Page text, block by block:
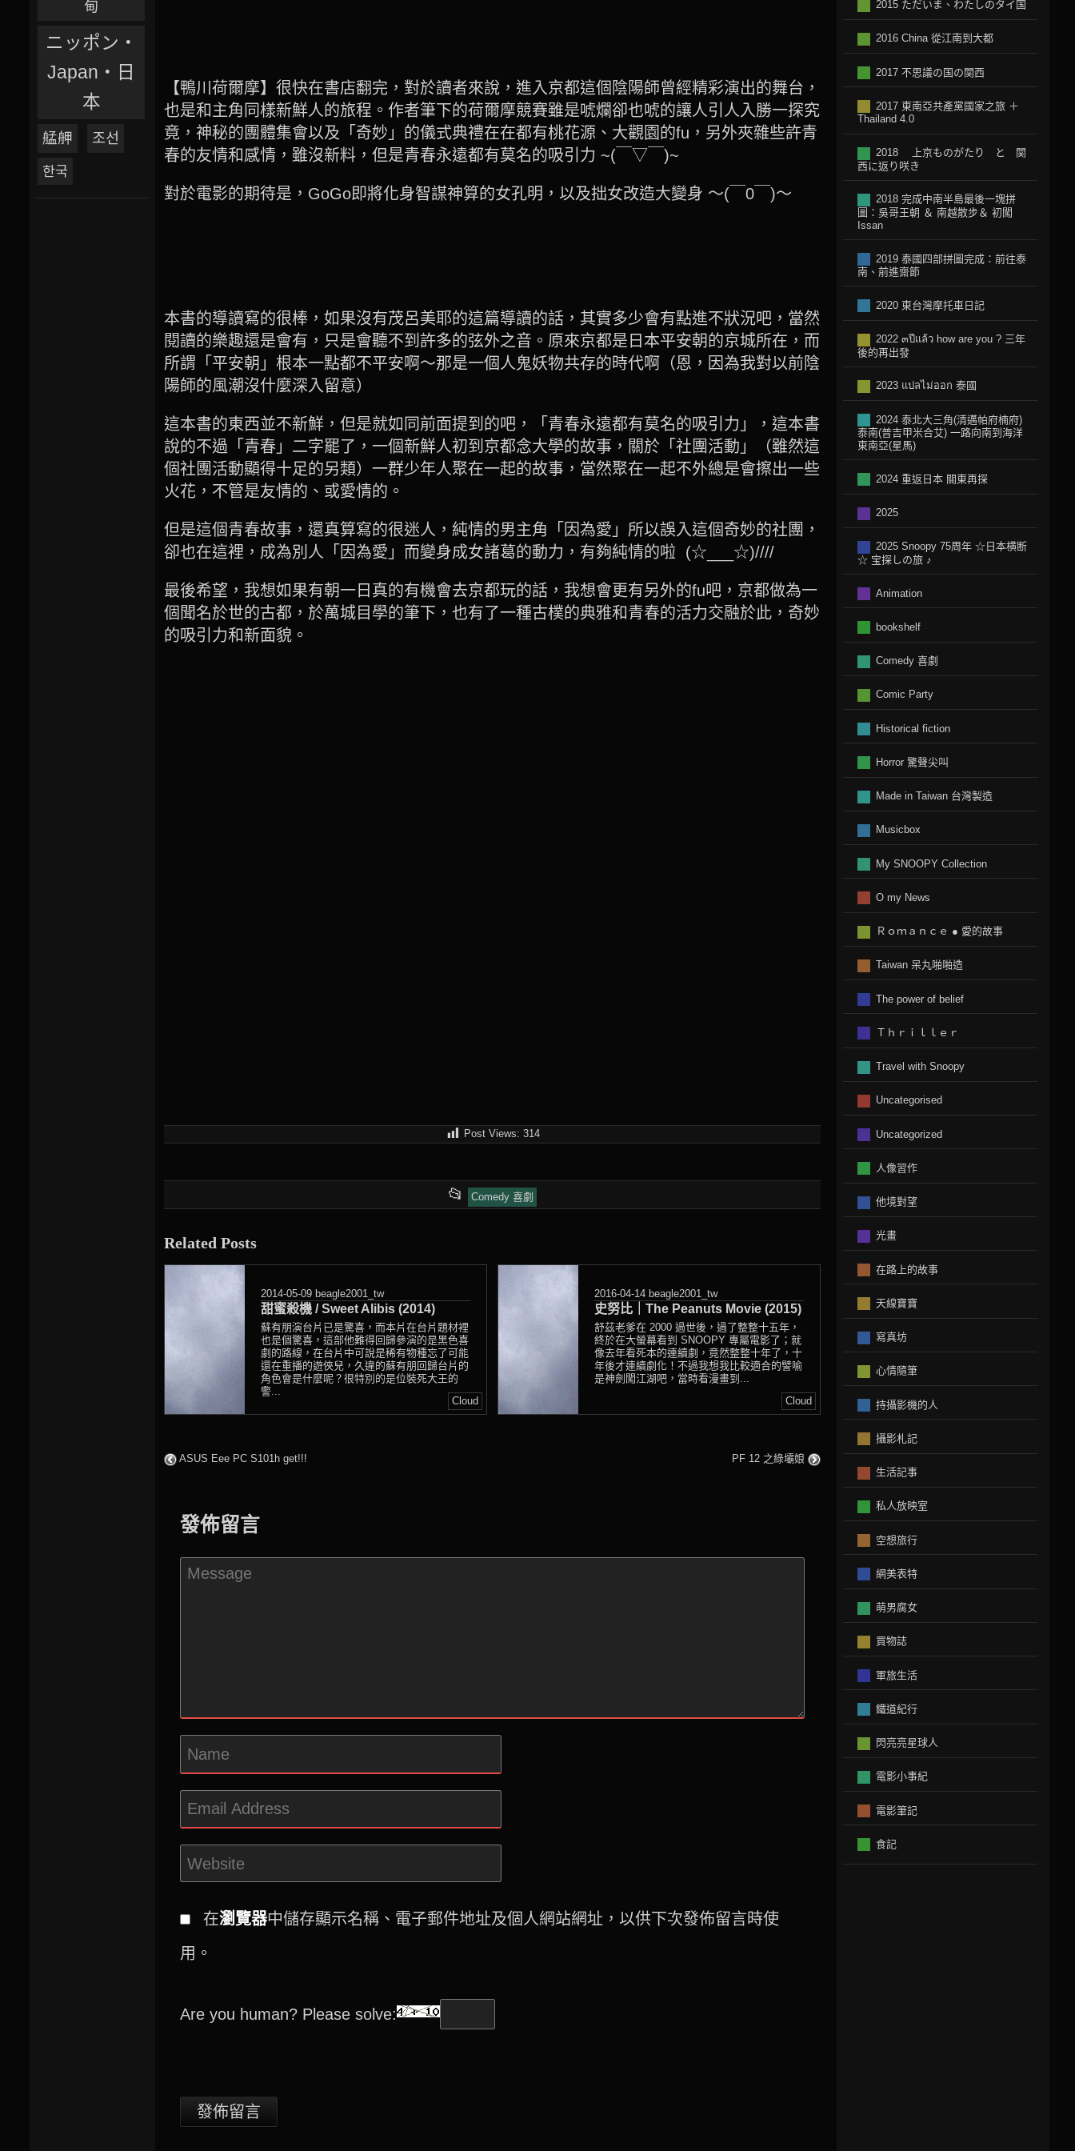
【鴨川荷爾摩】很快在書店翻完，對於讀者來說，進入京都這個陰陽師曾經精彩演出的舞台，
也是和主角同樣新鮮人的旅程。作者筆下的荷爾摩競賽雖是唬爛卻也唬的讓人引人入勝一探究
竟，神秘的團體集會以及「奇妙」的儀式典禮在在都有桃花源、大觀園的fu，另外夾雜些許青
春的友情和感情，雖沒新料，但是青春永遠都有莫名的吸引力 ~(￣▽￣)~
對於電影的期待是，GoGo即將化身智謀神算的女孔明，以及拙女改造大變身 ～(￣0￣)～
本書的導讀寫的很棒，如果沒有茂呂美耶的這篇導讀的話，其實多少會有點進不狀況吧，當然
閱讀的樂趣還是會有，只是會聽不到許多的弦外之音。原來京都是日本平安朝的京城所在，而
所謂「平安朝」根本一點都不平安啊～那是一個人鬼妖物共存的時代啊（恩，因為我對以前陰
陽師的風潮沒什麼深入留意）
這本書的東西並不新鮮，但是就如同前面提到的吧，「青春永遠都有莫名的吸引力」，這本書
說的不過「青春」二字罷了，一個新鮮人初到京都念大學的故事，關於「社團活動」（雖然這
個社團活動顯得十足的另類）一群少年人聚在一起的故事，當然聚在一起不外總是會擦出一些
火花，不管是友情的、或愛情的。
但是這個青春故事，還真算寫的很迷人，純情的男主角「因為愛」所以誤入這個奇妙的社團，
卻也在這裡，成為別人「因為愛」而變身成女諸葛的動力，有夠純情的啦 (☆___☆)////
最後希望，我想如果有朝一日真的有機會去京都玩的話，我想會更有另外的fu吧，京都做為一
個聞名於世的古都，於萬城目學的筆下，也有了一種古樸的典雅和青春的活力交融於此，奇妙
的吸引力和新面貌。
Post Views: 314
📂 This
in
Comedy 喜劇
Related Posts
2014-05-09 beagle2001_tw
甜蜜殺機 / Sweet Alibis (2014)
蘇有朋演台片已是驚喜，而本片在台片題材裡
也是個驚喜，這部他難得回歸參演的是黑色喜
劇的路線，在台片中可說是稀有物種忘了可能
還在重播的遊俠兒，久違的蘇有朋回歸台片的
角色會是什麼呢？很特別的是位裝死大王的
警...
Cloud
2016-04-14 beagle2001_tw
史努比｜The Peanuts Movie (2015)
舒茲老爹在 2000 過世後，過了整整十五年，
終於在大螢幕看到 SNOOPY 專屬電影了；就
像去年看死本的連續劇，竟然整整十年了，十
年後才連續劇化！不過我想我比較適合的譬喻
是神劍闖江湖吧，當時看漫畫到...
Cloud
ASUS Eee PC S101h get!!! PF 12 之綠壩娘
發佈留言
在瀏覽器中儲存顯示名稱、電子郵件地址及個人網站網址，以供下次發佈留言時使
用。
Are you human? Please solve:
2015 ただいま、わたしのタイ国
2016 China 從江南到大都
2017 不思議の国の関西
2017 東南亞共產黨國家之旅 ＋
Thailand 4.0
2018 上京ものがたり と 関
西に返り咲き
2018 完成中南半島最後一塊拼
圖：吳哥王朝 ＆ 南越散步＆ 初闖
Issan
2019 泰國四部拼圖完成：前往泰
南、前進齋節
2020 東台灣摩托車日記
2022 ๓ปีแล้ว how are you ? 三年
後的再出發
2023 แปลไม่ออก 泰國
2024 泰北大三角(清邁帕府楠府)
泰南(普吉甲米合艾) 一路向南到海洋
東南亞(星馬)
2024 重返日本 關東再探
2025
2025 Snoopy 75周年 ☆日本横断
☆ 宝探しの旅 ♪
Animation
bookshelf
Comedy 喜劇
Comic Party
Historical fiction
Horror 驚聲尖叫
Made in Taiwan 台灣製造
Musicbox
My SNOOPY Collection
O my News
Ｒｏｍａｎｃｅ ● 愛的故事
Taiwan 呆丸啪啪造
The power of belief
Ｔｈｒｉｌｌｅｒ
Travel with Snoopy
Uncategorised
Uncategorized
人像習作
他境對望
光畫
在路上的故事
天線寶寶
寫真坊
心情隨筆
持攝影機的人
攝影札記
生活記事
私人放映室
空想旅行
網美表特
萌男腐女
買物誌
軍旅生活
鐵道紀行
閃亮亮星球人
電影小事紀
電影筆記
食記
甸
ニッポン‧
Japan‧日
本
艋舺 조선
한국